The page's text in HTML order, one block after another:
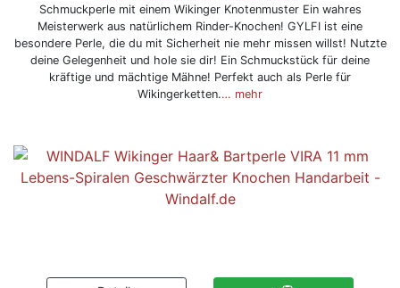
Schmuckperle mit einem Wikinger Knotenmuster Ein wahres
Meisterwerk aus natürlichem Rinder-Knochen! GYLFI ist eine
besondere Perle, die du mit Sicherheit nie mehr missen willst! Nutzte
deine Gelegenheit und hole sie dir! Ein Schmuckstück für deine
kräftige und mächtige Mähne! Perfekt auch als Perle für
Wikingerketten.… mehr